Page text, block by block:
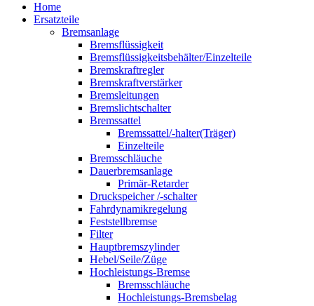
Home
Ersatzteile
Bremsanlage
Bremsflüssigkeit
Bremsflüssigkeitsbehälter/Einzelteile
Bremskraftregler
Bremskraftverstärker
Bremsleitungen
Bremslichtschalter
Bremssattel
Bremssattel/-halter(Träger)
Einzelteile
Bremsschläuche
Dauerbremsanlage
Primär-Retarder
Druckspeicher /-schalter
Fahrdynamikregelung
Feststellbremse
Filter
Hauptbremszylinder
Hebel/Seile/Züge
Hochleistungs-Bremse
Bremsschläuche
Hochleistungs-Bremsbelag